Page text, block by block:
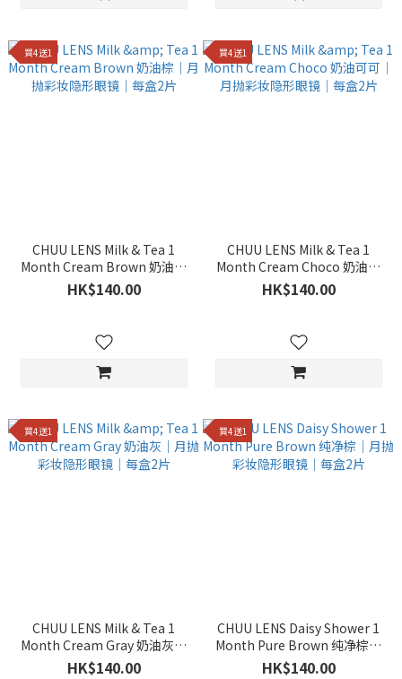
買4送1
CHUU LENS Milk & Tea 1
Month Cream Brown 奶油棕
｜月抛彩妆隐形眼镜｜每盒2片
HK$140.00
買4送1
CHUU LENS Milk & Tea 1
Month Cream Choco 奶油可
可｜月抛彩妆隐形眼镜｜每盒2
片
HK$140.00
買4送1
CHUU LENS Milk & Tea 1
Month Cream Gray 奶油灰｜
月抛彩妆隐形眼镜｜每盒2片
HK$140.00
買4送1
CHUU LENS Daisy Shower 1
Month Pure Brown 纯净棕｜
月抛彩妆隐形眼镜｜每盒2片
HK$140.00